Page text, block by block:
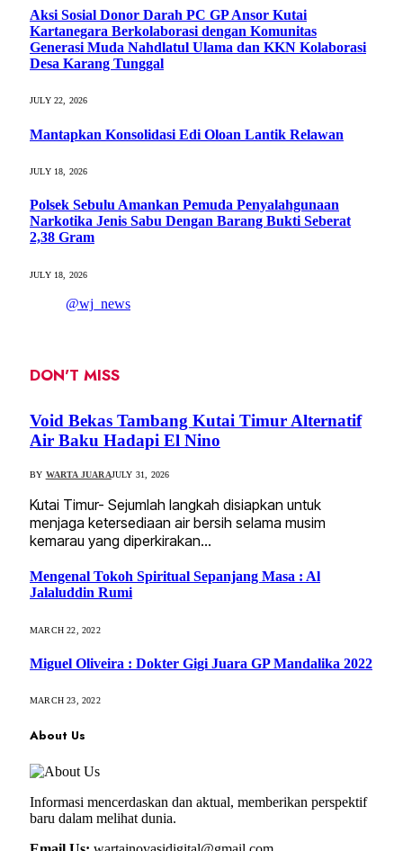
Aksi Sosial Donor Darah PC GP Ansor Kutai
Kartanegara Berkolaborasi dengan Komunitas
Generasi Muda Nahdlatul Ulama dan KKN Kolaborasi
Desa Karang Tunggal
JULY 22, 2026
Mantapkan Konsolidasi Edi Oloan Lantik Relawan
JULY 18, 2026
Polsek Sebulu Amankan Pemuda Penyalahgunaan
Narkotika Jenis Sabu Dengan Barang Bukti Seberat
2,38 Gram
JULY 18, 2026
@wj_news
DON'T MISS
Void Bekas Tambang Kutai Timur Alternatif
Air Baku Hadapi El Nino
BY WARTA JUARAJULY 31, 2026
Kutai Timur- Sejumlah langkah disiapkan untuk
menjaga ketersediaan air bersih selama musim
kemarau yang diperkirakan…
Mengenal Tokoh Spiritual Sepanjang Masa : Al
Jalaluddin Rumi
MARCH 22, 2022
Miguel Oliveira : Dokter Gigi Juara GP Mandalika 2022
MARCH 23, 2022
About Us
Informasi mencerdaskan dan aktual, memberikan perspektif
baru dalam melihat dunia.